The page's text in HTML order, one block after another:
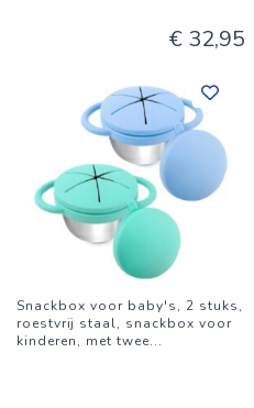
€ 32,95
Snackbox voor baby's, 2 stuks,
roestvrij staal, snackbox voor
kinderen, met twee...